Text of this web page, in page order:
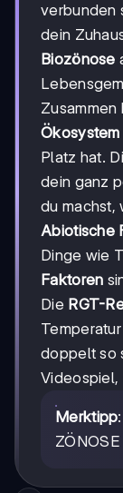
verbunden
dein
Biozönose
Ökosystem
Platz hat.
dein ganz
du machst,
Abiotische
Dinge wie
Faktoren
Die RGT-
doppelt so
Videospiel,
Merktipp